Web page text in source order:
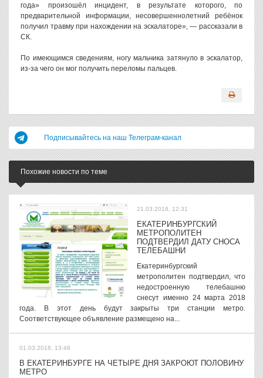
года» произошёл инцидент, в результате которого, по
предварительной информации, несовершеннолетний ребёнок
получил травму при нахождении на эскалаторе», — рассказали в
СК.
По имеющимся сведениям, ногу мальчика затянуло в эскалатор,
из-за чего он мог получить переломы пальцев.
Подписывайтесь на наш Телеграм-канал
Похожие новости по теме
21.03.2018, 12:31
ЕКАТЕРИНБУРГСКИЙ
МЕТРОПОЛИТЕН
ПОДТВЕРДИЛ ДАТУ СНОСА
ТЕЛЕБАШНИ
Екатеринбургский
метрополитен подтвердил, что
недостроенную телебашню
снесут именно 24 марта 2018
года. В этот день будут закрыты три станции метро.
Соответствующее объявление размещено на...
01.03.2018, 13:48
В ЕКАТЕРИНБУРГЕ НА ЧЕТЫРЕ ДНЯ ЗАКРОЮТ ПОЛОВИНУ
МЕТРО